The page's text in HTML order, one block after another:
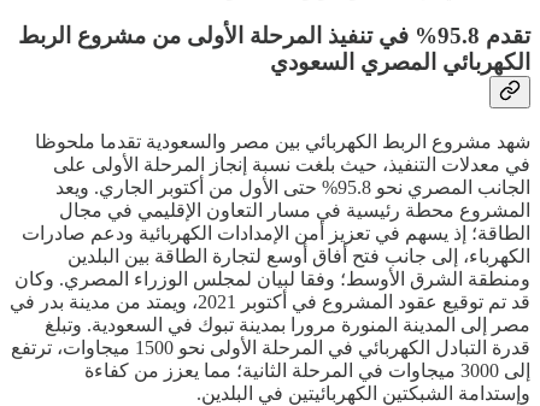
تقدم 95.8% في تنفيذ المرحلة الأولى من مشروع الربط
الكهربائي المصري السعودي
شهد مشروع الربط الكهربائي بين مصر والسعودية تقدما ملحوظا
في معدلات التنفيذ، حيث بلغت نسبة إنجاز المرحلة الأولى على
الجانب المصري نحو 95.8% حتى الأول من أكتوبر الجاري. ويعد
المشروع محطة رئيسية في مسار التعاون الإقليمي في مجال
الطاقة؛ إذ يسهم في تعزيز أمن الإمدادات الكهربائية ودعم صادرات
الكهرباء، إلى جانب فتح أفاق أوسع لتجارة الطاقة بين البلدين
ومنطقة الشرق الأوسط؛ وفقا لبيان لمجلس الوزراء المصري. وكان
قد تم توقيع عقود المشروع في أكتوبر 2021، ويمتد من مدينة بدر في
مصر إلى المدينة المنورة مرورا بمدينة تبوك في السعودية. وتبلغ
قدرة التبادل الكهربائي في المرحلة الأولى نحو 1500 ميجاوات، ترتفع
إلى 3000 ميجاوات في المرحلة الثانية؛ مما يعزز من كفاءة
وإستدامة الشبكتين الكهربائيتين في البلدين.